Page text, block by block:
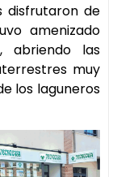
disfrutaron de
amenizado
abriendo las
muy
los laguneros